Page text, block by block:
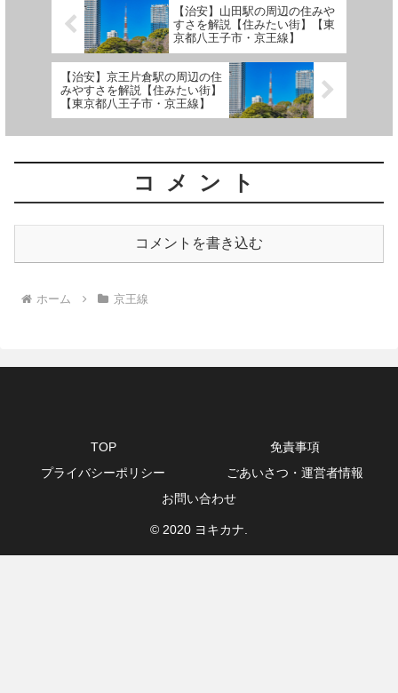
【治安】山田駅の周辺の住みや
すさを解説【住みたい街】【東
京都八王子市・京王線】
【治安】京王片倉駅の周辺の住
みやすさを解説【住みたい街】
【東京都八王子市・京王線】
コメント
コメントを書き込む
ホーム 京王線
TOP
免責事項
プライバシーポリシー
ごあいさつ・運営者情報
お問い合わせ
© 2020 ヨキカナ.